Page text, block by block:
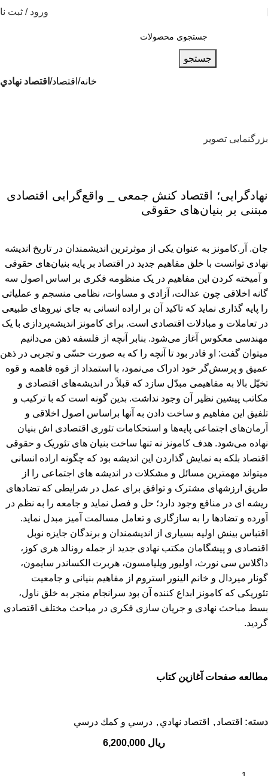
ورود / ثبت
جستجو
خانه اقتصاد اقتصاد نهادي
بزرگنمایی تصویر
نهادگرایی؛ اقتصاد کنش جمعی _ واقع‌گرایی اقتصادی
مبتنی بر بنیان‌های حقوقی
جان. آر.کامونز به عنوان یکی از موثرترین اندیشمندان در تاریخ اندیشه
نهادی توانست با خلق مفاهیم جدید در اقتصاد بر پایه بنیان‌های حقوقی
و آمیخته کردن این مفاهیم در یک منظومه فکری بر اساس اصول سه
گانه اخلاقی چون عدالت، آزادی و مساوات، نظامی منسجم و عملیاتی
را پایه گذاری نماید که تاکید آن بر اراده انسانی به جای نیروهای طبیعی
در تعاملات و مبادلات اقتصادی است. برای کامونز اندیشه‌پردازی با یک
مهندسی معکوس آغاز می‌شود. بنابر آنچه از فلسفه ذهن می‌دانیم
میتوان گفت: او قادر بود تا آنچه را که به صورت حسّی و تجربی در ذهن
عمیق و پرسش‌گر خود ادراک می‌‌نمود، با استمداد از قوه فاهمه و قوه
تخیّل بالا به مفاهیمی مبدّل سازد که قبلاً در اندیشه‌های اقتصادی و
مکاتب پیشین نظیر آن وجود نداشت. بدین گونه است که با ترکیب و
تلفیق این مفاهیم و ساخت دادن به آنها براساس اصول اخلاقی و
آرمان‌های اجتماعی پایه‌ها و استحکامات تئوری اقتصادی اش بنیان
نهاده می‌شود. ‌هدف کامونز نه تنها ساخت بنیان های تئوریک و حقوقی
اقتصاد بلکه به نمایش گذاردن این اندیشه بود که چگونه اراده انسانی
میتواند مهمترین مسائل و مشکلات در اندیشه های اجتماعی را از
طریق ارزشهای مشترک و توافق برای عمل در شرایطی که تضادهای
ریشه ای در منافع وجود دارد؛ حل و فصل نماید و جامعه را به نظم در
آورده و تضادها را به سازگاری و تعامل مسالمت آمیز مبدل نماید. ‌
اقتباس بینش اولیه بسیاری از اندیشمندان و برندگان جایزه نوبل
اقتصادی و پیشگامان مکتب نهادی جدید از جمله رونالد هری کوز،
داگلاس سی نورث، اولیور ویلیامسون، هربرت الکساندر سایمون،
گونار میردال و خانم الینور استروم از مفاهیم بنیانی و جامعیت
تئوریکی که کامونز ابداع کننده آن بود سرانجام منجر به خلق ناول،
بسط مباحث نهادی و جریان سازی فکری در مباحث مختلف اقتصادی
گردید.
مطالعه صفحات آغازین کتاب
دسته: اقتصاد , اقتصاد نهادي , درسي و كمك درسي
ریال